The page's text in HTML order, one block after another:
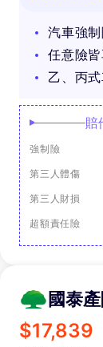
汽車強
任意險
乙、丙
賠
強制險
第三人體傷
第三人財損
超額責任險
國泰
$17,839